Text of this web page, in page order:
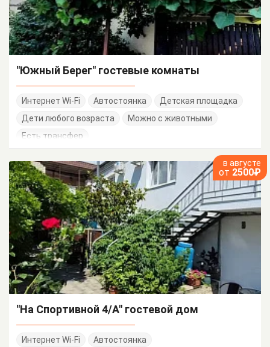
"Южный Берег" гостевые комнаты
Интернет Wi-Fi Автостоянка
Детская площадка
Дети любого возраста
Можно с животными
Есть трансфер
в августе
от 2500₽
"На Спортивной 4/А" гостевой дом
Интернет Wi-Fi
Автостоянка